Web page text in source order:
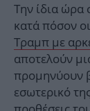
Την ίδια ώρα
κατά πόσον οι
Τραμπ με
αποτελούν
προμηνύουν
εσωτερικό